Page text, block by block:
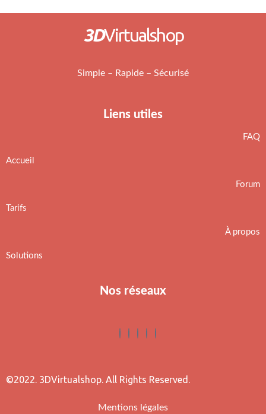
3DVirtualshop
Simple – Rapide – Sécurisé
Liens utiles
Accueil
Tarifs
Solutions
FAQ
Forum
À propos
Nos réseaux
©2022. 3DVirtualshop. All Rights Reserved.
Mentions légales